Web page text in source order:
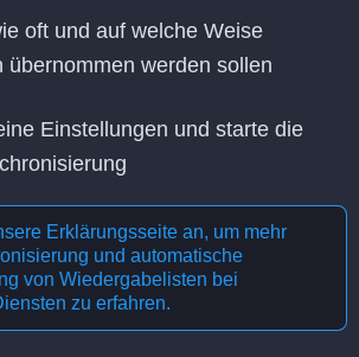
oft und auf welche Weise
übernommen werden sollen
Einstellungen und starte die
Erklärungsseite an, um mehr
und automatische
von Wiedergabelisten bei
zu erfahren.